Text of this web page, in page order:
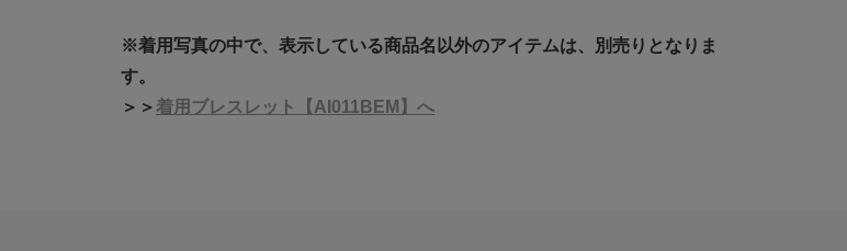
※着用写真の中で、表示している商品名以外のアイテムは、別売りとなりま
す。
＞＞着用ブレスレット【AI011BEM】へ